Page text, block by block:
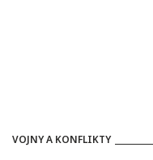
VOJNY A KONFLIKTY